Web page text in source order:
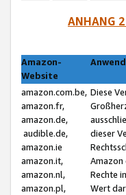
ANHANG
Amazon-
Website
amazon.com.be,
amazon.fr,
amazon.de,
audible.de,
amazon.ie
amazon.it,
amazon.nl,
amazon.pl,
Diese
dieser
Amazon
Rechte
Wert